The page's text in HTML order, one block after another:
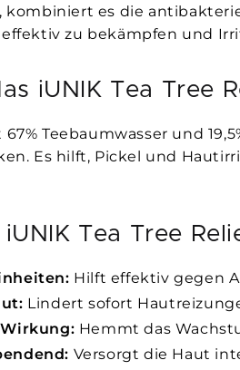
kombiniert es die
zu bekämpfen und
iUNIK Tea Tree
67% Teebaumwasser und
Es hilft, Pickel und
Tea Tree
Hilft effektiv gegen
Lindert sofort
Hemmt das
Versorgt die Haut